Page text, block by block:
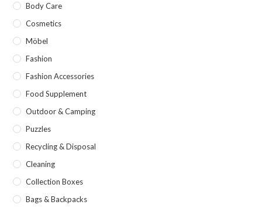
Body Care
Cosmetics
Möbel
Fashion
Fashion Accessories
Food Supplement
Outdoor & Camping
Puzzles
Recycling & Disposal
Cleaning
Collection Boxes
Bags & Backpacks